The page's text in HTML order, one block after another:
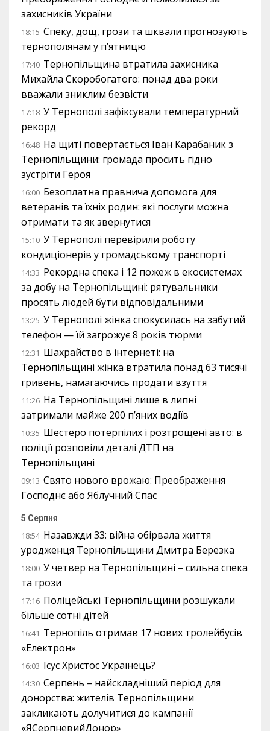
захисників України
18:15 Спеку, дощ, грози та шквали прогнозують
тернополянам у п’ятницю
17:40 Тернопільщина втратила захисника
Михайла Скоробогатого: понад два роки
вважали зниклим безвісти
17:18 У Тернополі зафіксували температурний
рекорд
16:48 На щиті повертається Іван Карабаник з
Тернопільщини: громада просить гідно
зустріти Героя
16:00 Безоплатна правнича допомога для
ветеранів та їхніх родин: які послуги можна
отримати та як звернутися
15:10 У Тернополі перевірили роботу
кондиціонерів у громадському транспорті
14:33 Рекордна спека і 12 пожеж в екосистемах
за добу на Тернопільщині: рятувальники
просять людей бути відповідальними
13:25 У Тернополі жінка спокусилась на забутий
телефон — їй загрожує 8 років тюрми
12:31 Шахрайство в інтернеті: на
Тернопільщині жінка втратила понад 63 тисячі
гривень, намагаючись продати взуття
11:26 На Тернопільщині лише в липні
затримали майже 200 п’яних водіїв
10:35 Шестеро потерпілих і розтрощені авто: в
поліції розповіли деталі ДТП на
Тернопільщині
09:13 Свято нового врожаю: Преображення
Господнє або Яблучний Спас
5 Серпня
18:54 Назавжди 33: війна обірвала життя
уродженця Тернопільщини Дмитра Березка
18:00 У четвер на Тернопільщині – сильна спека
та грози
17:16 Поліцейські Тернопільщини розшукали
більше сотні дітей
16:41 Тернопіль отримав 17 нових тролейбусів
«Електрон»
16:03 Ісус Христос Українець?
14:30 Серпень – найскладніший період для
донорства: жителів Тернопільщини
закликають долучитися до кампанії
«ЯСерпневийДонор»